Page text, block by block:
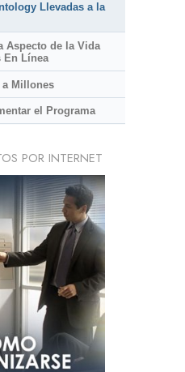
Llevadas a la
Aspecto de la Vida
En Línea
a Millones
el Programa
POR INTERNET